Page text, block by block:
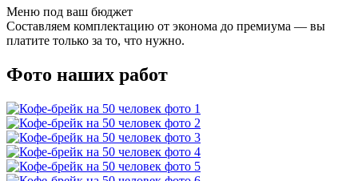
Меню под ваш бюджет
Составляем комплектацию от эконома до премиума — вы
платите только за то, что нужно.
Фото наших работ